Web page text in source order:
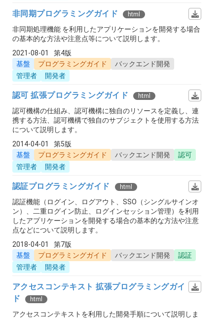
非同期プログラミングガイド html
非同期処理機能 を利用したアプリケーションを開発する場合
の基本的な方法や注意点等について説明します。
2021-08-01
第4版
基盤
プログラミングガイド
バックエンド開発
管理者
開発者
認可 拡張プログラミングガイド html
認可機構の仕組み、認可機構に独自のリソースを定義し、連
携する方法、認可機構で独自のサブジェクトを使用する方法
について説明します。
2014-04-01
第5版
基盤
プログラミングガイド バックエンド開発
認可
管理者
開発者
認証プログラミングガイド html
認証機能（ログイン、ログアウト、SSO（シングルサインオ
ン）、二重ログイン防止、ログインセッション管理）を利用
したアプリケーションを開発する場合の基本的な方法や注意
点などについて説明します。
2018-04-01
第7版
基盤
プログラミングガイド バックエンド開発
認証
管理者
開発者
アクセスコンテキスト 拡張プログラミングガイ
ド
html
アクセスコンテキストを利用した開発手順について説明しま